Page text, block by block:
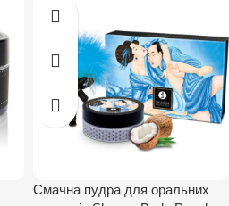
Смачна пудра для оральних